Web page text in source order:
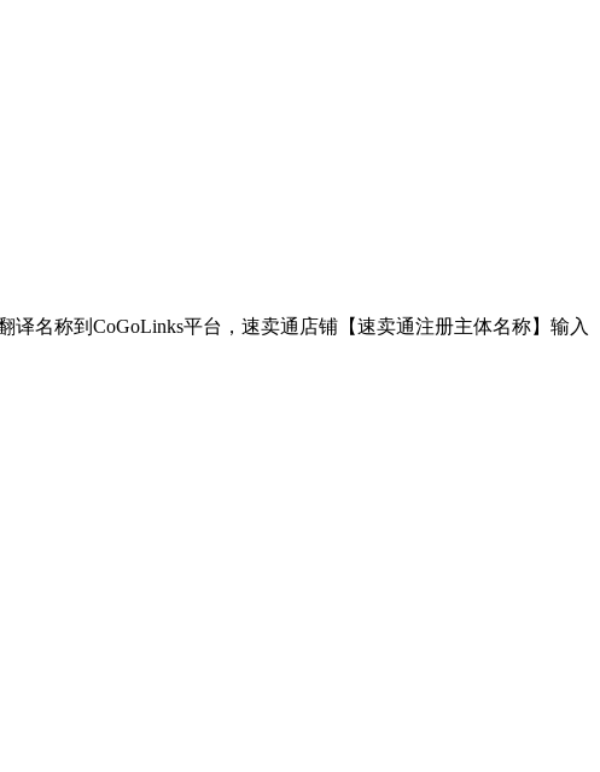
名称到CoGoLinks平台，速卖通店铺【速卖通注册主体名称】输入